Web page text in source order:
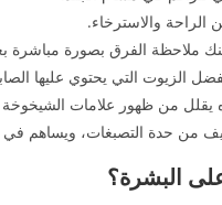
والاسترخاء.
ملاحظة الفرق بصورة مباشرة
الزيوت التي يحتوي عليها
يقلل من ظهور علامات
من حدة التصبغات، ويساهم في
البشرة؟